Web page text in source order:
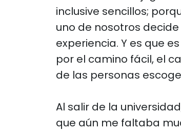
inclusive sencillos;
uno de nosotros
experiencia. Y es que
por el camino fácil, el
de las personas
Al salir de la
que aún me faltaba